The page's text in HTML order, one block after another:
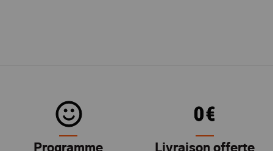
Programme Livraison offerte